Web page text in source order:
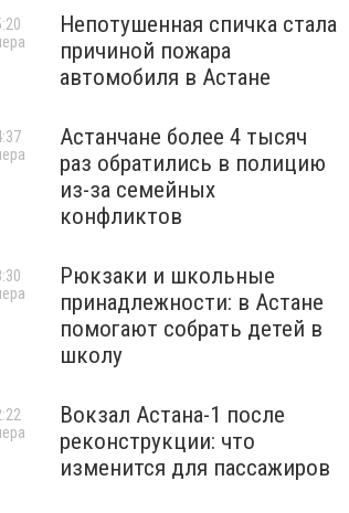
Непотушенная спичка стала
причиной пожара
автомобиля в Астане
Астанчане более 4 тысяч
раз обратились в полицию
из-за семейных
конфликтов
Рюкзаки и школьные
принадлежности: в Астане
помогают собрать детей в
школу
Вокзал Астана-1 после
реконструкции: что
изменится для пассажиров